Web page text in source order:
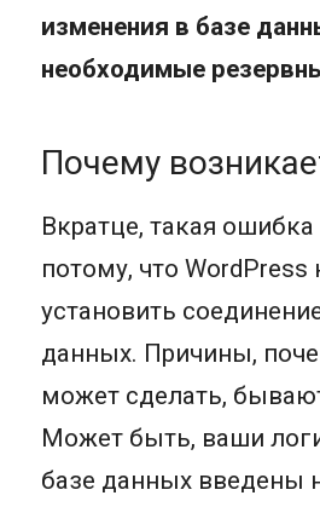
изменения в базе
необходимые
Почему
Вкратце, такая ошибка
потому, что
установить
данных. Причины,
может сделать,
Может быть, ваши
базе данных введены